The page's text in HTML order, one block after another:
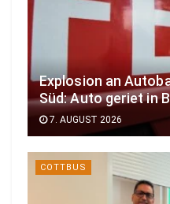
Explosion an
Süd: Auto geriet in
7. AUGUST 2026
COTTBUS